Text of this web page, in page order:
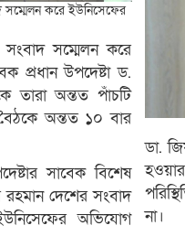
সম্মেলন করে ইউনিসেফের
সম্মেলন করে
প্রধান উপদেষ্টা ড.
তারা অন্তত পাঁচটি
বৈঠকে অন্তত ১০ বার
সাবেক বিশেষ
রহমান দেশের সংবাদ
অভিযোগ
ডা.
না।